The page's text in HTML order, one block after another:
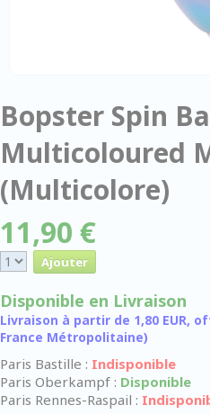
Bopster Spin
Multicoloured
(Multicolore)
11,90 €
Disponible en Livraison
Livraison à partir de 1,80 EUR,
France Métropolitaine)
Paris Bastille : Indisponible
Paris Oberkampf : Disponible
Paris Rennes-Raspail :